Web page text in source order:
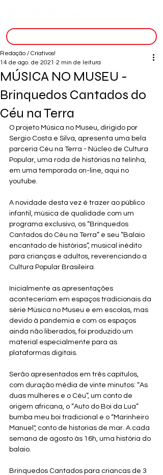
MÚSICA NO MUSEU -
Brinquedos Cantados do
Céu na Terra
Redação / Criativos!
14 de ago. de 2021 2 min de leitura
O projeto Música no Museu, dirigido por
Sergio Costa e Silva, apresenta uma bela
parceria Céu na Terra - Núcleo de Cultura
Popular, uma roda de histórias na telinha,
em uma temporada on-line, aqui no
youtube.
A novidade desta vez é trazer ao público
infantil, música de qualidade com um
programa exclusivo, os “Brinquedos
Cantados do Céu na Terra” e seu “Balaio
encantado de histórias”, musical inédito
para crianças e adultos, reverenciando a
Cultura Popular Brasileira.
Inicialmente as apresentações
aconteceriam em espaços tradicionais da
série Música no Museu e em escolas, mas
devido à pandemia e com os espaços
ainda não liberados, foi produzido um
material especialmente para as
plataformas digitais.
Serão apresentados em três capítulos,
com duração média de vinte minutos: “As
duas mulheres e o Céu”, um conto de
origem africana, o “Auto do Boi da Lua”
bumba meu boi tradicional e o “Marinheiro
Manuel", conto de historias de mar. A cada
semana de agosto às 16h, uma história do
balaio.
Brinquedos Cantados para criancas de 3